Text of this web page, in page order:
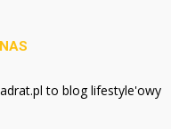
to blog lifestyle'owy